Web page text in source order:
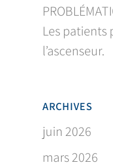
Les
l’ascenseur.
ARCHIVES
juin 2026
mars 2026